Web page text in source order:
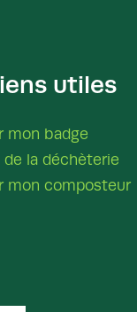
utiles
mon badge
de la déchèterie
mon composteur